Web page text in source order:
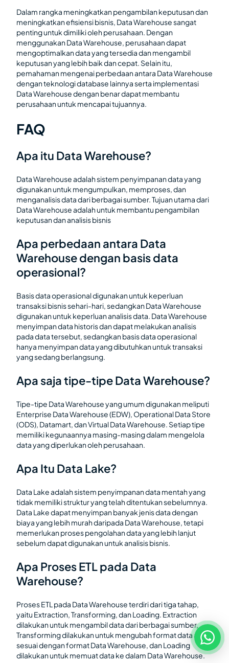
Dalam rangka meningkatkan pengambilan keputusan dan
meningkatkan efisiensi bisnis, Data Warehouse sangat
penting untuk dimiliki oleh perusahaan. Dengan
menggunakan Data Warehouse, perusahaan dapat
mengoptimalkan data yang tersedia dan mengambil
keputusan yang lebih baik dan cepat. Selain itu,
pemahaman mengenai perbedaan antara Data Warehouse
dengan teknologi database lainnya serta implementasi
Data Warehouse dengan benar dapat membantu
perusahaan untuk mencapai tujuannya.
FAQ
Apa itu Data Warehouse?
Data Warehouse adalah sistem penyimpanan data yang
digunakan untuk mengumpulkan, memproses, dan
menganalisis data dari berbagai sumber. Tujuan utama dari
Data Warehouse adalah untuk membantu pengambilan
keputusan dan analisis bisnis
Apa perbedaan antara Data
Warehouse dengan basis data
operasional?
Basis data operasional digunakan untuk keperluan
transaksi bisnis sehari-hari, sedangkan Data Warehouse
digunakan untuk keperluan analisis data. Data Warehouse
menyimpan data historis dan dapat melakukan analisis
pada data tersebut, sedangkan basis data operasional
hanya menyimpan data yang dibutuhkan untuk transaksi
yang sedang berlangsung.
Apa saja tipe-tipe Data Warehouse?
Tipe-tipe Data Warehouse yang umum digunakan meliputi
Enterprise Data Warehouse (EDW), Operational Data Store
(ODS), Datamart, dan Virtual Data Warehouse. Setiap tipe
memiliki kegunaannya masing-masing dalam mengelola
data yang diperlukan oleh perusahaan.
Apa Itu Data Lake?
Data Lake adalah sistem penyimpanan data mentah yang
tidak memiliki struktur yang telah ditentukan sebelumnya.
Data Lake dapat menyimpan banyak jenis data dengan
biaya yang lebih murah daripada Data Warehouse, tetapi
memerlukan proses pengolahan data yang lebih lanjut
sebelum dapat digunakan untuk analisis bisnis.
Apa Proses ETL pada Data
Warehouse?
Proses ETL pada Data Warehouse terdiri dari tiga tahap,
yaitu Extraction, Transforming, dan Loading. Extraction
dilakukan untuk mengambil data dari berbagai sumber,
Transforming dilakukan untuk mengubah format data agar
sesuai dengan format Data Warehouse, dan Loading
dilakukan untuk memuat data ke dalam Data Warehouse.